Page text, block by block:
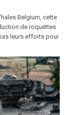
Belgium, cette
de roquettes
leurs efforts pour